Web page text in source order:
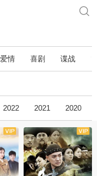
爱情 喜剧 谍战
2022 2021 2020
全34集